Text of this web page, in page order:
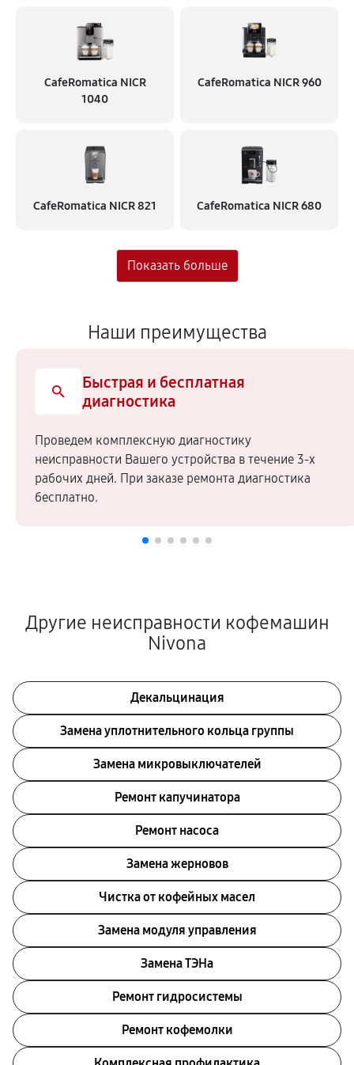
CafeRomatica NICR
1040
CafeRomatica NICR 960
CafeRomatica NICR 821 CafeRomatica NICR 680
Наши преимущества
Быстрая и бесплатная
диагностика
Проведем комплексную диагностику
неисправности Вашего устройства в течение 3-х
рабочих дней. При заказе ремонта диагностика
бесплатно.
Другие неисправности кофемашин
Nivona
Декальцинация
Замена уплотнительного кольца группы
Замена микровыключателей
Ремонт капучинатора
Ремонт насоса
Замена жерновов
Чистка от кофейных масел
Замена модуля управления
Замена ТЭНа
Ремонт гидросистемы
Ремонт кофемолки